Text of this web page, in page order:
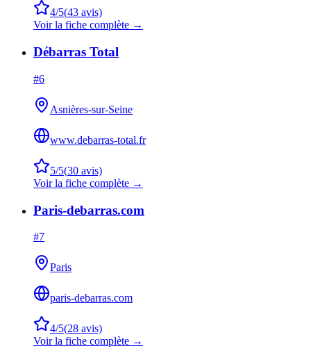
4/5(43 avis)
Voir la fiche complète →
Débarras Total
#6
Asnières-sur-Seine
www.debarras-total.fr
5/5(30 avis)
Voir la fiche complète →
Paris-debarras.com
#7
Paris
paris-debarras.com
4/5(28 avis)
Voir la fiche complète →